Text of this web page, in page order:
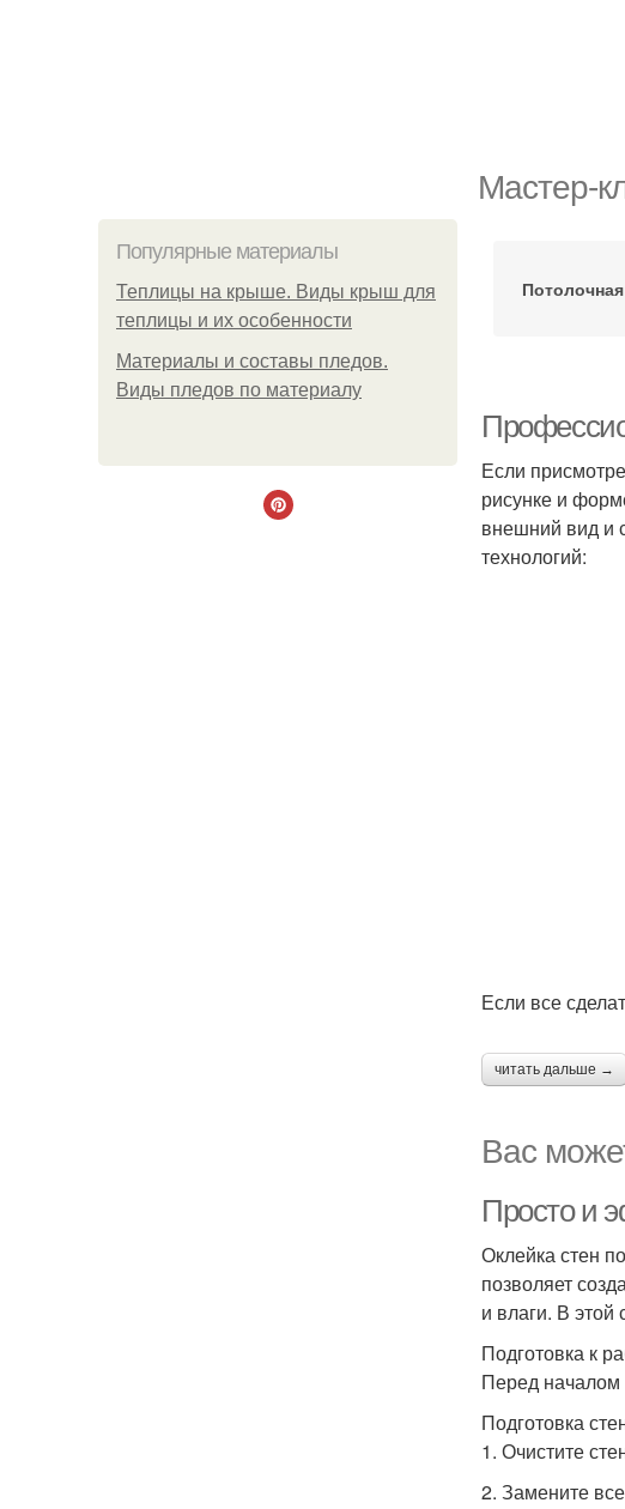
Мастер-
Популярные материалы
Теплицы на крыше. Виды крыш для
теплицы и их особенности
Материалы и составы пледов.
Виды пледов по материалу
Если
рисунке и
внешний вид и
технологий:
Если все
читать дальше →
Вас
Просто и
Оклейка стен
позволяет
и влаги. В этой
Подготовка к
Перед началом
Подготовка
1. Очистите
2. Замените